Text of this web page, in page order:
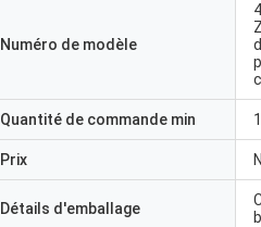
Numéro de modèle
Quantité de commande min
Prix
Détails d'emballage